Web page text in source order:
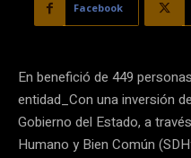
Facebook
En benefició de 449
entidad_Con una inversión
Gobierno del Estado, a
Humano y Bien Común